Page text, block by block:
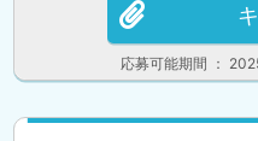
応募可能期間 ：